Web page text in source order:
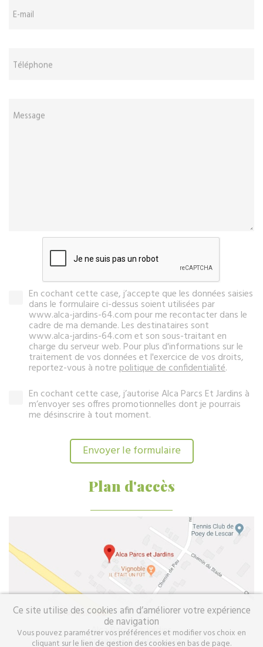
E-mail
Téléphone
Message
En cochant cette case, j’accepte que les données saisies
dans le formulaire ci-dessus soient utilisées par
www.alca-jardins-64.com pour me recontacter dans le
cadre de ma demande. Les destinataires sont
www.alca-jardins-64.com et son sous-traitant en
charge du serveur web. Pour plus d'informations sur le
traitement de vos données et l'exercice de vos droits,
reportez-vous à notre politique de confidentialité.
En cochant cette case, j’autorise Alca Parcs Et Jardins à
m’envoyer ses offres promotionnelles dont je pourrais
me désinscrire à tout moment.
Plan d'accès
Alca Parcs Et Jardins
6 Impasse Des Arbousiers
Ce site utilise des cookies afin d’améliorer votre expérience
de navigation
Vous pouvez paramétrer vos préférences et modifier vos choix en
cliquant sur le lien de gestion des cookies en bas de page.